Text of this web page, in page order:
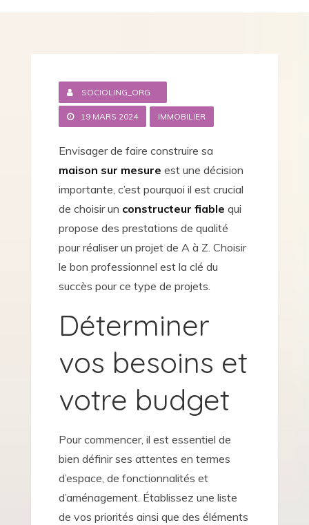
SOCIOLING_ORG
19 MARS 2024 IMMOBILIER
Envisager de faire construire sa
maison sur mesure est une décision
importante, c’est pourquoi il est crucial
de choisir un constructeur fiable qui
propose des prestations de qualité
pour réaliser un projet de A à Z. Choisir
le bon professionnel est la clé du
succès pour ce type de projets.
Déterminer
vos besoins et
votre budget
Pour commencer, il est essentiel de
bien définir ses attentes en termes
d’espace, de fonctionnalités et
d’aménagement. Établissez une liste
de vos priorités ainsi que des éléments